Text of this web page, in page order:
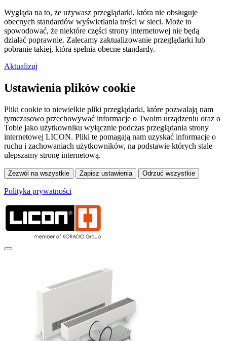
Wygląda na to, że używasz przeglądarki, która nie obsługuje
obecnych standardów wyświetlania treści w sieci. Może to
spowodować, że niektóre części strony internetowej nie będą
działać poprawnie. Zalecamy zaktualizowanie przeglądarki lub
pobranie takiej, która spełnia obecne standardy.
Aktualizuj
Ustawienia plików cookie
Pliki cookie to niewielkie pliki przeglądarki, które pozwalają nam
tymczasowo przechowywać informacje o Twoim urządzeniu oraz o
Tobie jako użytkowniku wyłącznie podczas przeglądania strony
internetowej LICON. Pliki te pomagają nam uzyskać informacje o
ruchu i zachowaniach użytkowników, na podstawie których stale
ulepszamy stronę internetową.
Polityka prywatności